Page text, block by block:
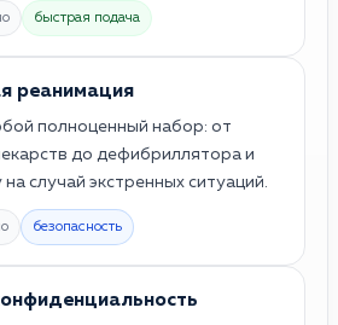
быстрая подача
реанимация
полноценный набор: от
до дефибриллятора и
случай экстренных ситуаций.
безопасность